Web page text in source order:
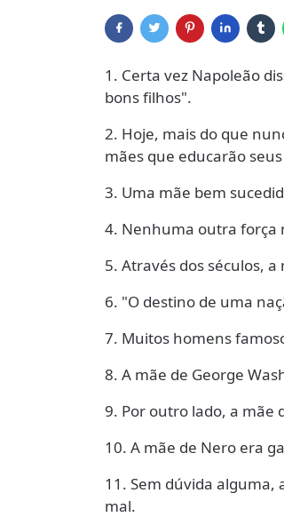
1. Certa vez Napoleão
bons filhos".
2. Hoje, mais do que
mães que educarão
3. Uma mãe bem
4. Nenhuma outra força
5. Através dos séculos,
6. "O destino de uma
7. Muitos homens
8. A mãe de George
9. Por outro lado, a mãe
10. A mãe de Nero era
11. Sem dúvida
mal.